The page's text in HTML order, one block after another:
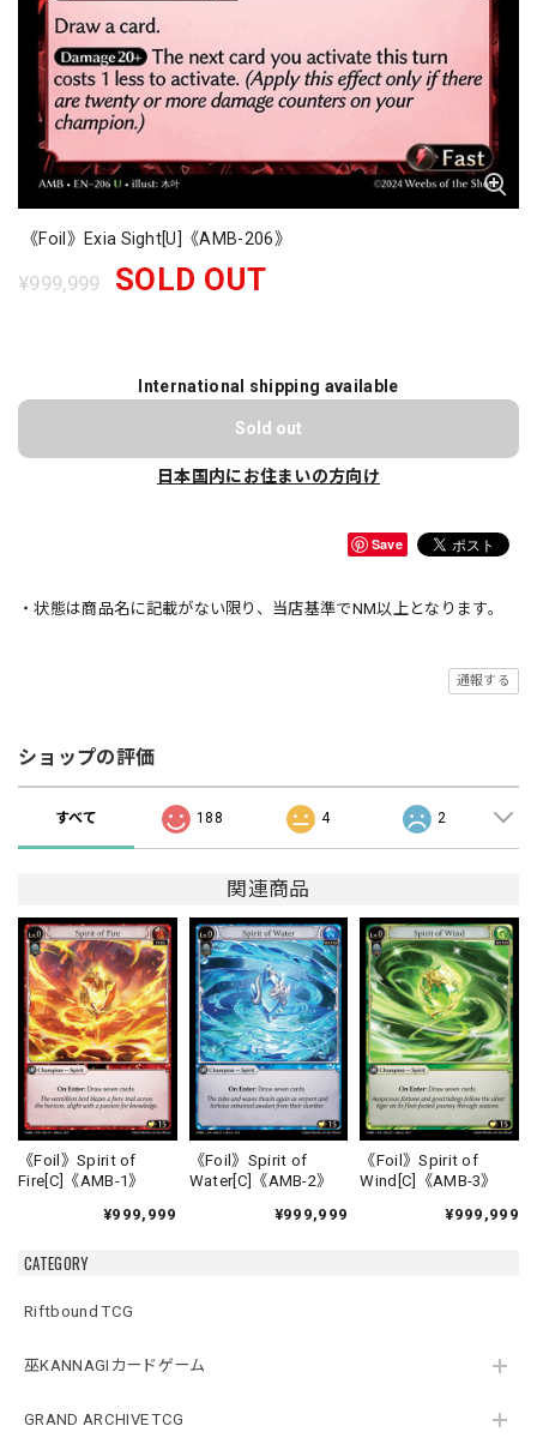
CATEGORY
Riftbound TCG
巫KANNAGIカードゲーム
GRAND ARCHIVE TCG
《Foil》Exia Sight[U]《AMB-206》
¥999,999 SOLD OUT
International shipping available
Sold out
日本国内にお住まいの方向け
Save
・状態は商品名に記載がない限り、当店基準でNM以上となります。
通報する
ショップの評価
すべて 188 4 2
関連商品
《Foil》Spirit of
Fire[C]《AMB-1》
¥999,999
《Foil》Spirit of
Water[C]《AMB-2》
¥999,999
《Foil》Spirit of
Wind[C]《AMB-3》
¥999,999